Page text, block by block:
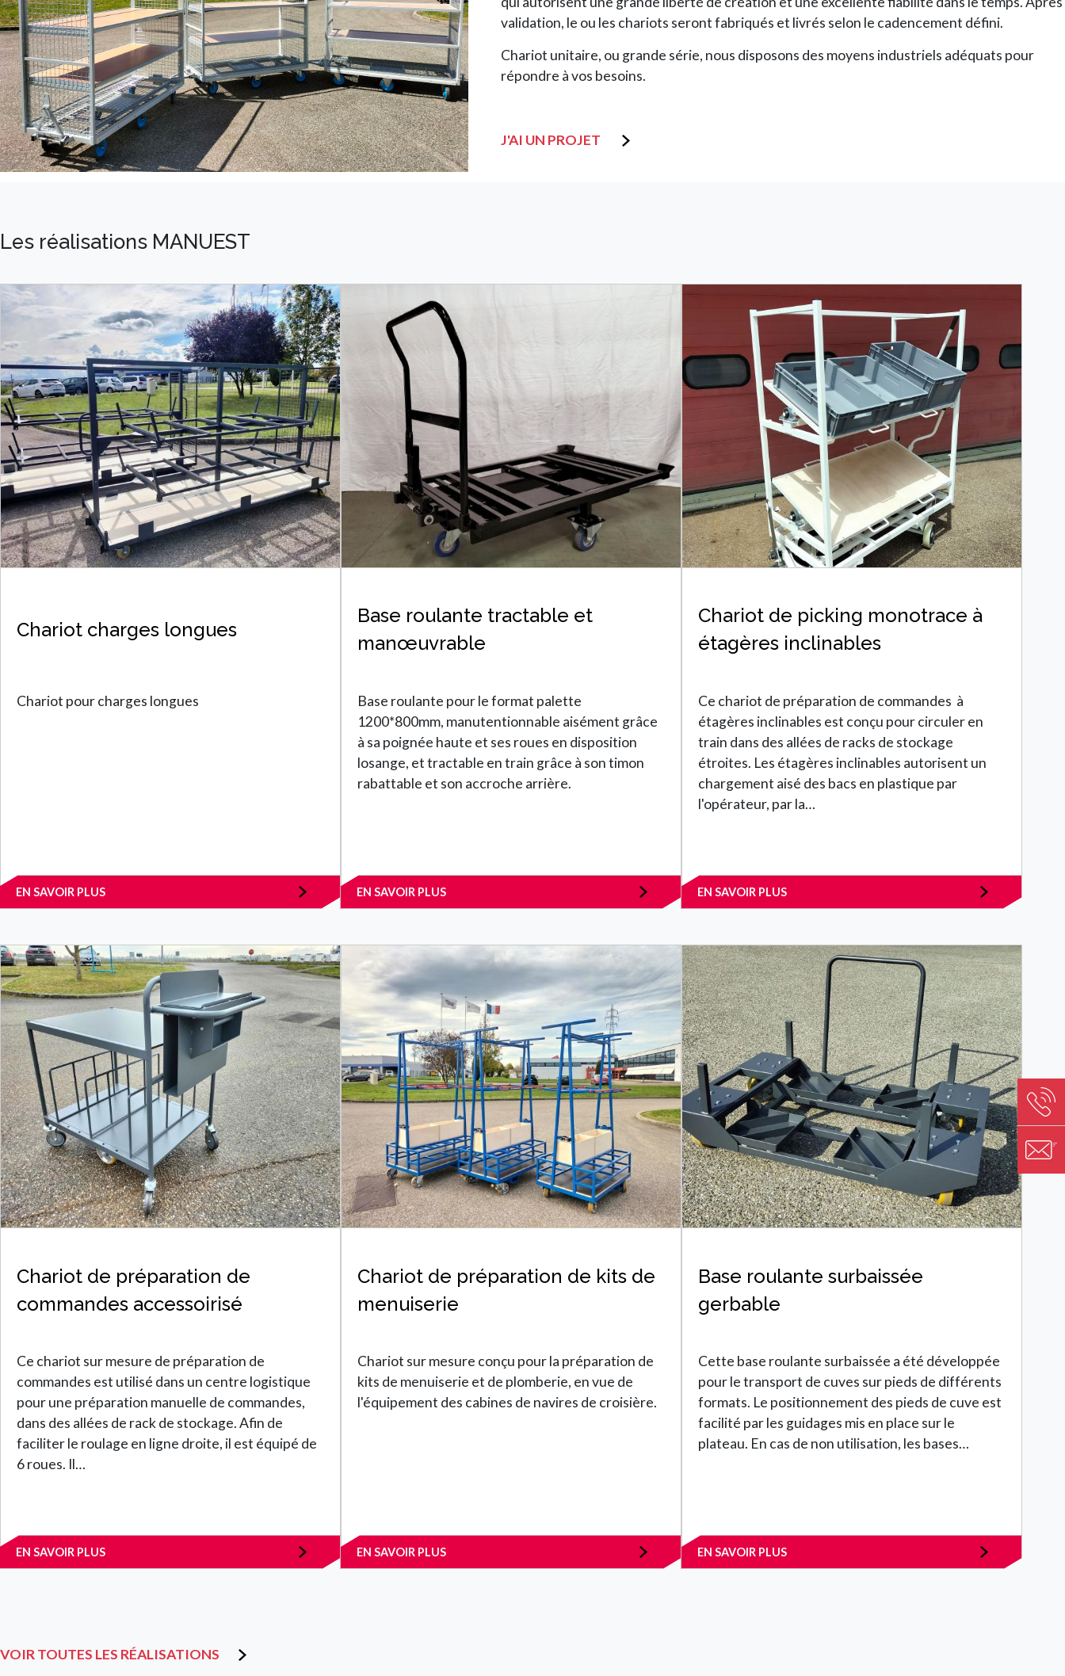
validation, le ou les chariots seront fabriqués et livrés selon le cadencement défini.
Chariot unitaire, ou grande série, nous disposons des moyens industriels adéquats pour
répondre à vos besoins.
J'AI UN PROJET
Image
Image
Les réalisations MANUEST
Chariot charges longues
Chariot pour charges longues
EN SAVOIR PLUS
Base roulante tractable et
manœuvrable
Base roulante pour le format palette
1200*800mm, manutentionnable aisément grâce
à sa poignée haute et ses roues en disposition
losange, et tractable en train grâce à son timon
rabattable et son accroche arrière.
EN SAVOIR PLUS
Chariot de picking monotrace à
étagères inclinables
Ce chariot de préparation de commandes à
étagères inclinables est conçu pour circuler en
train dans des allées de racks de stockage
étroites. Les étagères inclinables autorisent un
chargement aisé des bacs en plastique par
l'opérateur, par la…
EN SAVOIR PLUS
Chariot de préparation de
commandes accessoirisé
Ce chariot sur mesure de préparation de
commandes est utilisé dans un centre logistique
pour une préparation manuelle de commandes,
dans des allées de rack de stockage. Afin de
faciliter le roulage en ligne droite, il est équipé de
6 roues. Il…
EN SAVOIR PLUS
Chariot de préparation de kits de
menuiserie
Chariot sur mesure conçu pour la préparation de
kits de menuiserie et de plomberie, en vue de
l'équipement des cabines de navires de croisière.
EN SAVOIR PLUS
Base roulante surbaissée
gerbable
Cette base roulante surbaissée a été développée
pour le transport de cuves sur pieds de différents
formats. Le positionnement des pieds de cuve est
facilité par les guidages mis en place sur le
plateau. En cas de non utilisation, les bases…
EN SAVOIR PLUS
VOIR TOUTES LES RÉALISATIONS